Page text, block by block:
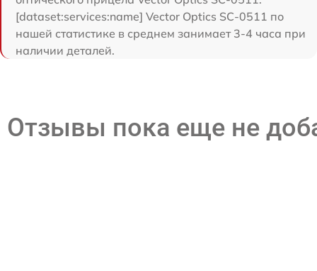
[dataset:services:name] Vector Optics SC-0511 по
нашей статистике в среднем занимает 3-4 часа при
наличии деталей.
Отзывы пока еще не